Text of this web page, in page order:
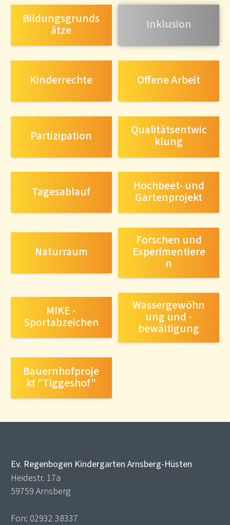
Bildungsgrunds
ätze Inklusion
Kinderrechte Offene Arbeit
Partizipation Qualitätsentwic
klung
Tagesablauf Hochbeet- und
Gartenprojekt
Naturraum
Forschen und
Experimentiere
n
MIKE -
Sportabzeichen
Wassergewöhn
ung und -
bewältigung
Bauernhofproje
kt "Tiggeshof"
Ev. Regenbogen Kindergarten Arnsberg-Hüsten
Heidestr. 17a
59759 Arnsberg
Fon: 02932 38337